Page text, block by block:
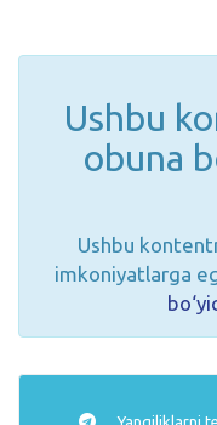
Ushbu
obuna
Ushbu
imkoniyatlarga
Yangiliklarni